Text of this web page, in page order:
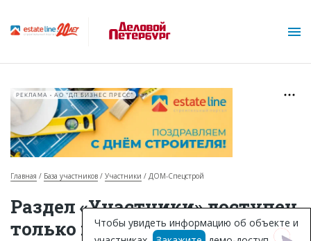
Горячие объекты
РЕКЛАМА • АО "ДП БИЗНЕС ПРЕСС"
Главная База участников Участники ДОМ-Спецстрой
Раздел «Участники» доступен
только подписчикам
Чтобы увидеть информацию об объекте и